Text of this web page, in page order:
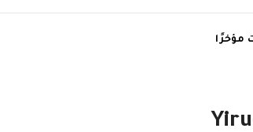
مؤخرًا